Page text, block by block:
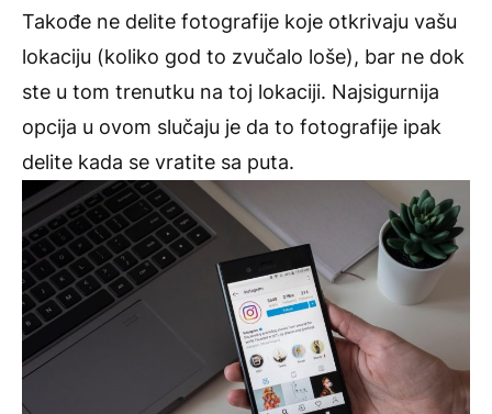
Takođe ne delite fotografije koje otkrivaju vašu
lokaciju (koliko god to zvučalo loše), bar ne dok
ste u tom trenutku na toj lokaciji. Najsigurnija
opcija u ovom slučaju je da to fotografije ipak
delite kada se vratite sa puta.